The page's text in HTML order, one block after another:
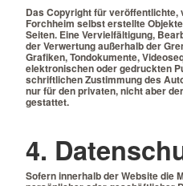
Das Copyright für veröffentlichte,
Forchheim selbst erstellte
Seiten. Eine Vervielfältigung,
der Verwertung außerhalb der
Grafiken, Tondokumente,
elektronischen oder gedruckten
schriftlichen Zustimmung des
nur für den privaten, nicht aber
gestattet.
4.
Sofern innerhalb der Website die